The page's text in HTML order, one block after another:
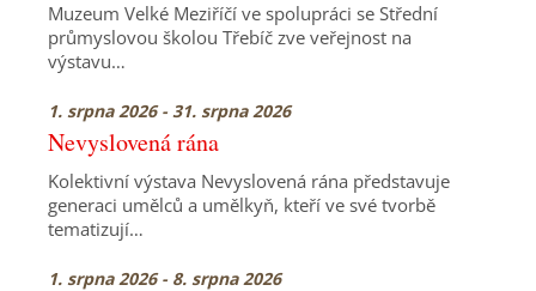
Muzeum Velké Meziříčí ve spolupráci se Střední
průmyslovou školou Třebíč zve veřejnost na
výstavu…
1. srpna 2026 - 31. srpna 2026
Nevyslovená rána
Kolektivní výstava Nevyslovená rána představuje
generaci umělců a umělkyň, kteří ve své tvorbě
tematizují…
1. srpna 2026 - 8. srpna 2026